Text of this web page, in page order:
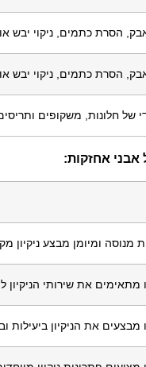
הסרת כתמים, ניקוי יבש
הסרת כתמים, ניקוי יבש
של חלונות, משקופים
אבני אחזקות:
מנוסה ומיומן מבצע ניקיון
מתאימים את שירותי הניקיון
מבצעים את הניקיון